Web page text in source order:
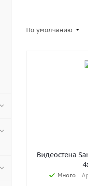
По умолчанию
Видеостена
Много